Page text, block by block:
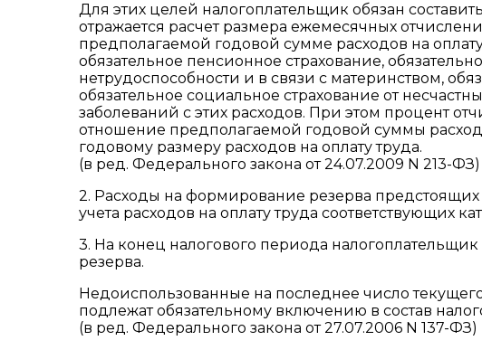
Для этих целей налогоплательщик обязан
отражается расчет размера ежемесячных
предполагаемой годовой сумме расходов на
обязательное пенсионное страхование,
нетрудоспособности и в связи с материнством,
обязательное социальное страхование от
заболеваний с этих расходов. При этом процент
отношение предполагаемой годовой суммы
годовому размеру расходов на оплату труда.
(в ред. Федерального закона от 24.07.2009 N 213-ФЗ)
2. Расходы на формирование резерва предстоящих
учета расходов на оплату труда соответствующих
3. На конец налогового периода
резерва.
Недоиспользованные на последнее число
подлежат обязательному включению в состав
(в ред. Федерального закона от 27.07.2006 N 137-ФЗ)